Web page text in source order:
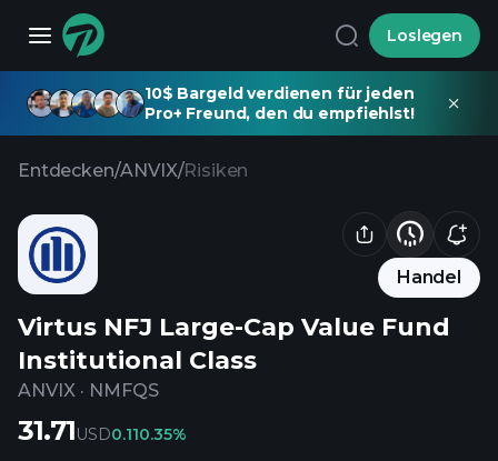
Loslegen
10$ Bargeld verdienen für jeden
Pro+ Freund, den du empfiehlst!
Entdecken/ANVIX/Risiken
Handel
Virtus NFJ Large-Cap Value Fund
Institutional Class
ANVIX · NMFQS
31.71USD0.110.35%